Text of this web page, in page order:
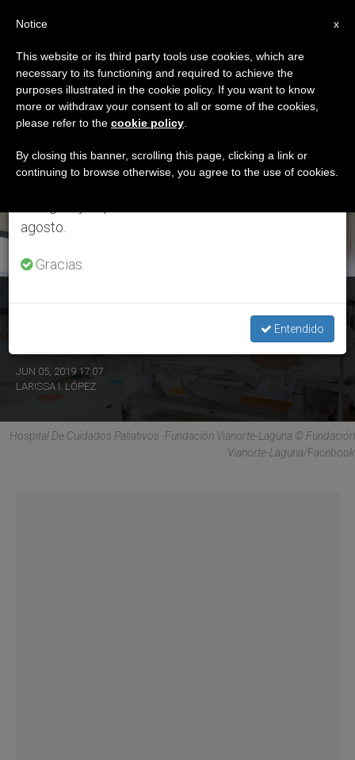
ETIQUETA
Posts Tagged ‘Justo
Aznar Lucea’
ÚLTIMAS NOTICIAS
«No abandonar nunca a quien sufre» – Tweet del Papa ante
JUN 05, 2019 17:07
LARISSA I. LÓPEZ
Hospital De Cuidados Paliativos -Fundación Vianorte-Laguna © Fundación
Vianorte-Laguna/Facebook
×
Aviso importante
Del 27 de julio al 7 de agosto haremos la pausa
anual, aprovechando que en el periodo de verano
se generan menos informaciones y también el
agosto.
Gracias.
Entendido
x
Notice
This website or its third party tools use cookies, which are
necessary to its functioning and required to achieve the
purposes illustrated in the cookie policy. If you want to know
more or withdraw your consent to all or some of the cookies,
please refer to the cookie policy
By closing this banner, scrolling this page, clicking a link or
continuing to browse otherwise, you agree to the use of cookies.